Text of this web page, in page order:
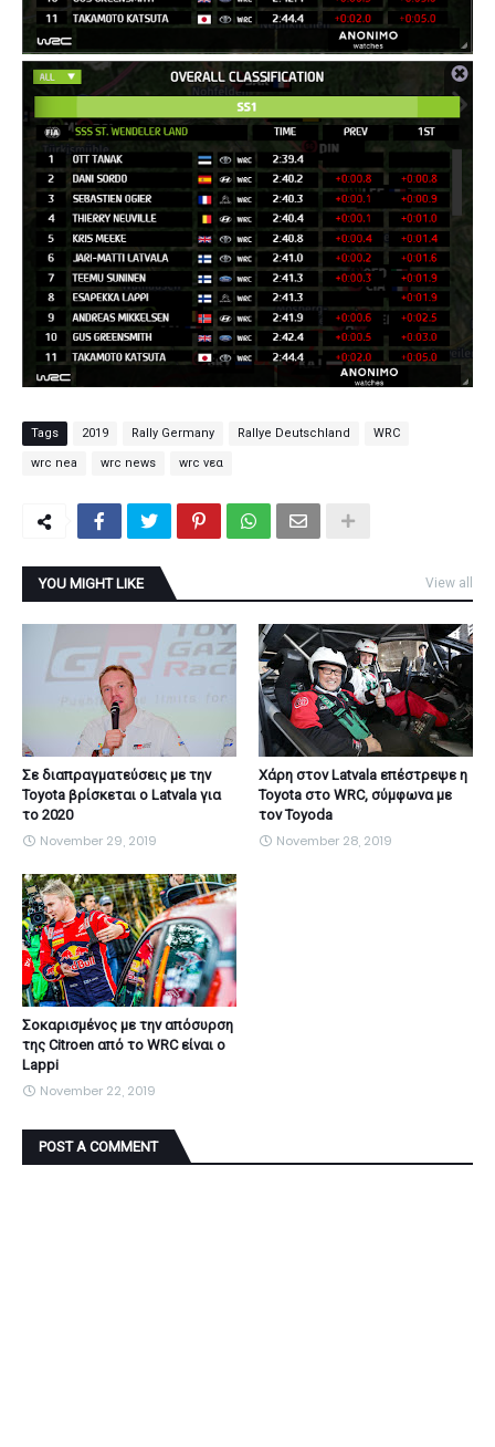
Tags 2019 Rally Germany Rallye Deutschland WRC
wrc nea wrc news wrc νεα
YOU MIGHT LIKE View all
Σε διαπραγματεύσεις με την
Toyota βρίσκεται ο Latvala για
το 2020
November 29, 2019
Χάρη στον Latvala επέστρεψε η
Toyota στο WRC, σύμφωνα με
τον Toyoda
November 28, 2019
Σοκαρισμένος με την απόσυρση
της Citroen από το WRC είναι ο
Lappi
November 22, 2019
POST A COMMENT